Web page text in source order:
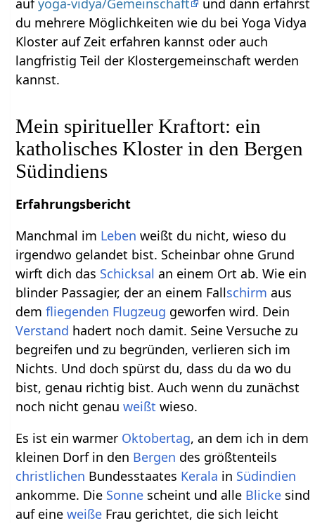
aufyoga-vidya/Gemeinschaft
und dann erfährst
du mehrere Möglichkeiten wie du bei Yoga Vidya
Kloster auf Zeit erfahren kannst oder auch
langfristig Teil der Klostergemeinschaft werden
kannst.
Mein spiritueller Kraftort: ein
katholisches Kloster in den Bergen
Südindiens
Erfahrungsbericht
Manchmal im Leben weißt du nicht, wieso du
irgendwo gelandet bist. Scheinbar ohne Grund
wirft dich das Schicksal an einem Ort ab. Wie ein
blinder Passagier, der an einem Fallschirm aus
demfliegenden Flugzeug geworfen wird. Dein
Verstand hadert noch damit. Seine Versuche zu
begreifen und zu begründen, verlieren sich im
Nichts. Und doch spürst du, dass du da wo du
bist, genau richtig bist. Auch wenn du zunächst
noch nicht genauweißt wieso.
Es ist ein warmer Oktobertag, an dem ich in dem
kleinen Dorf in den Bergen des größtenteils
christlichen Bundesstaates Kerala in Südindien
ankomme. Die Sonne scheint und alle Blicke sind
auf eineweiße Frau gerichtet, die sich leicht